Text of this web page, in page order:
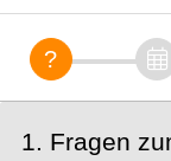
1. Fragen